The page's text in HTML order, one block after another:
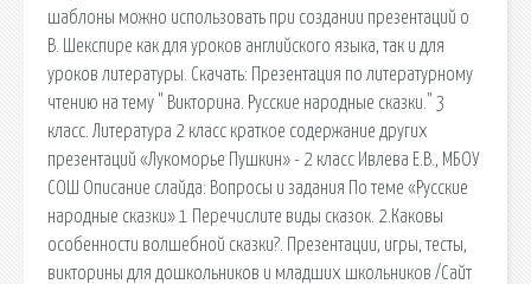
шаблоны можно использовать при создании презентаций о
В. Шекспире как для уроков английского языка, так и для
уроков литературы. Скачать: Презентация по литературному
чтению на тему " Викторина. Русские народные сказки." 3
класс. Литература 2 класс краткое содержание других
презентаций «Лукоморье Пушкин» - 2 класс Ивлева Е.В., МБОУ
СОШ Описание слайда: Вопросы и задания По теме «Русские
народные сказки» 1 Перечислите виды сказок. 2.Каковы
особенности волшебной сказки?. Презентации, игры, тесты,
викторины для дошкольников и младших школьников /Сайт